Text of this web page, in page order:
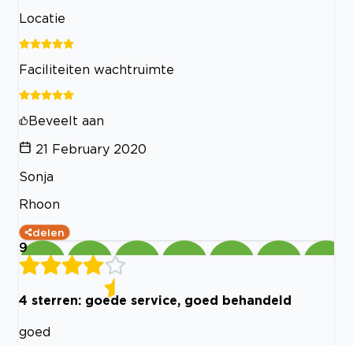
Locatie
Faciliteiten wachtruimte
Beveelt aan
21 February 2020
Sonja
Rhoon
delen
9
4 sterren: goede service, goed behandeld
goed